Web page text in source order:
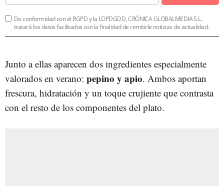
De conformidad con el RGPD y la LOPDGDD, CRÓNICA GLOBALMEDIA S.L.
tratará los datos facilitados con la finalidad de remitirle noticias de actualidad.
Junto a ellas aparecen dos ingredientes especialmente
valorados en verano: pepino y apio. Ambos aportan
frescura, hidratación y un toque crujiente que contrasta
con el resto de los componentes del plato.